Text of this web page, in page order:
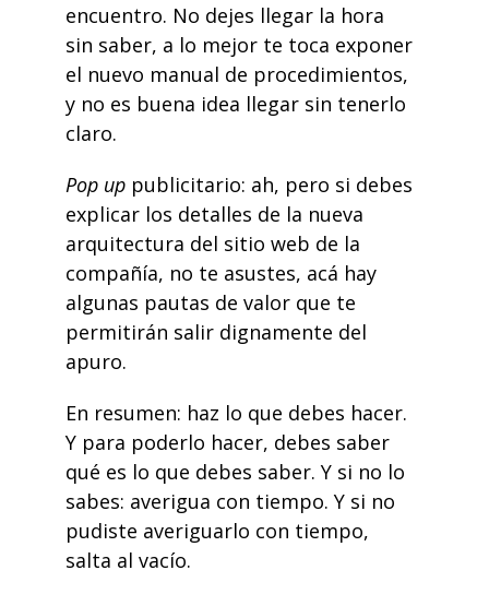
encuentro. No dejes llegar la hora
sin saber, a lo mejor te toca exponer
el nuevo manual de procedimientos,
y no es buena idea llegar sin tenerlo
claro.
Pop uppublicitario: ah, pero si debes
explicar los detalles de la nueva
arquitectura del sitio web de la
compañía, no te asustes, acá hay
algunas pautas de valor que te
permitirán salir dignamente del
apuro.
En resumen: haz lo que debes hacer.
Y para poderlo hacer, debes saber
qué es lo que debes saber. Y si no lo
sabes: averigua con tiempo. Y si no
pudiste averiguarlo con tiempo,
salta al vacío.